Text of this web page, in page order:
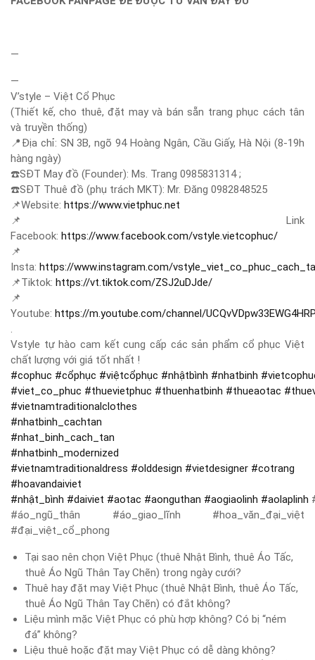
—
—
V’style – Việt Cổ Phục
(Thiết kế, cho thuê, đặt may và bán sẵn trang phục cách tân
và truyền thống)
📍 Địa chỉ: SN 3B, ngõ 94 Hoàng Ngân, Cầu Giấy, Hà Nội (8-19h
hàng ngày)
☎️SĐT May đồ (Founder): Ms. Trang 0985831314 ;
☎️SĐT Thuê đồ (phụ trách MKT): Mr. Đăng 0982848525
📌Website: https://www.vietphuc.net
📌 Link
Facebook: https://www.facebook.com/vstyle.vietcophuc/
📌
Insta: https://www.instagram.com/
📌Tiktok: https://vt.tiktok.com/ZSJ2uDJde/
📌
Youtube: https://m.youtube.com/channel/
.
Vstyle tự hào cam kết cung cấp các sản phẩm cổ phục Việt
chất lượng với giá tốt nhất !
#cophuc #cổphục #việtcổphục #nhậtbình #nhatbinh #
#viet_co_phuc #thuevietphuc #thuenhatbinh #thueaotac #
#vietnamtraditionalclothes
#nhatbinh_cachtan
#nhat_binh_cach_tan
#nhatbinh_modernized
#vietnamtraditionaldress #olddesign #vietdesigner #cotrang
#hoavandaiviet
#nhật_bình #daiviet #aotac #aonguthan #aogiaolinh #aolaplinh
#áo_ngũ_thân #áo_giao_lĩnh #hoa_văn_đại_việt
#đại_việt_cổ_phong
Tại sao nên chọn Việt Phục (thuê Nhật Bình, thuê Áo Tấc,
thuê Áo Ngũ Thân Tay Chẽn) trong ngày cưới?
Thuê hay đặt may Việt Phục (thuê Nhật Bình, thuê Áo Tấc,
thuê Áo Ngũ Thân Tay Chẽn) có đắt không?
Liệu mình mặc Việt Phục có phù hợp không? Có bị “ném
đá” không?
Liệu thuê hoặc đặt may Việt Phục có dễ dàng không?